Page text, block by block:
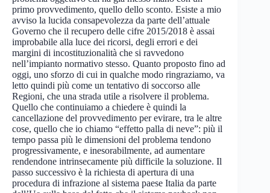
primo provvedimento, quello dello sconto. Esiste a mio
avviso la lucida consapevolezza da parte dell’attuale
Governo che il recupero delle cifre 2015/2018 è assai
improbabile alla luce dei ricorsi, degli errori e dei
margini di incostituzionalità che si ravvedono
nell’impianto normativo stesso. Quanto proposto fino ad
oggi, uno sforzo di cui in qualche modo ringraziamo, va
letto quindi più come un tentativo di soccorso alle
Regioni, che una strada utile a risolvere il problema.
Quello che continuiamo a chiedere è quindi la
cancellazione del provvedimento per evirare, tra le altre
cose, quello che io chiamo “effetto palla di neve”: più il
tempo passa più le dimensioni del problema tendono
progressivamente, e inesorabilmente, ad aumentare
rendendone intrinsecamente più difficile la soluzione. Il
passo successivo è la richiesta di apertura di una
procedura di infrazione al sistema paese Italia da parte